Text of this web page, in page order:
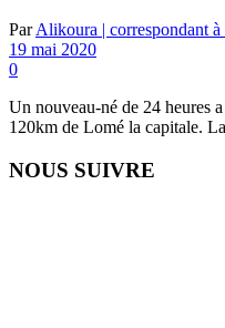
Par Alikoura | correspondant
19 mai 2020
0
Un nouveau-né de 24 heures
120km de Lomé la capitale.
NOUS SUIVRE